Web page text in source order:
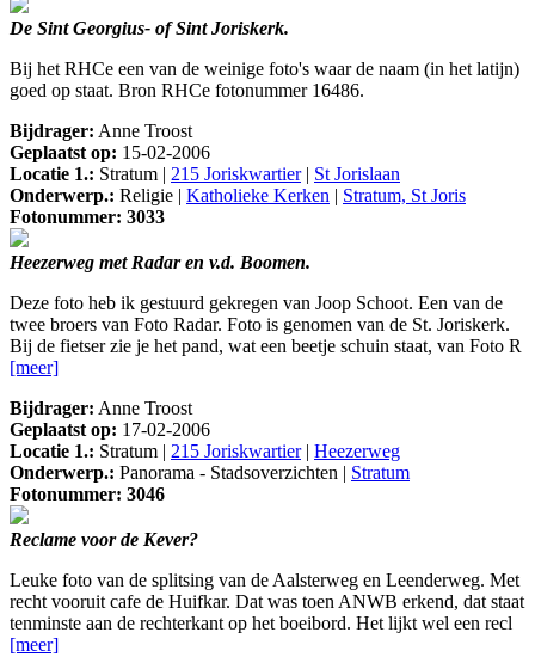
De Sint Georgius- of Sint Joriskerk.
Bij het RHCe een van de weinige foto's waar de naam (in het latijn)
goed op staat. Bron RHCe fotonummer 16486.
Bijdrager: Anne Troost
Geplaatst op: 15-02-2006
Locatie 1.: Stratum | 215 Joriskwartier| St Jorislaan
Onderwerp.: Religie | Katholieke Kerken | Stratum, St Joris
Fotonummer: 3033
Heezerweg met Radar en v.d. Boomen.
Deze foto heb ik gestuurd gekregen van Joop Schoot. Een van de
twee broers van Foto Radar. Foto is genomen van de St. Joriskerk.
Bij de fietser zie je het pand, wat een beetje schuin staat, van Foto R
[meer]
Bijdrager: Anne Troost
Geplaatst op: 17-02-2006
Locatie 1.: Stratum | 215 Joriskwartier| Heezerweg
Onderwerp.: Panorama - Stadsoverzichten | Stratum
Fotonummer: 3046
Reclame voor de Kever?
Leuke foto van de splitsing van de Aalsterweg en Leenderweg. Met
recht vooruit cafe de Huifkar. Dat was toen ANWB erkend, dat staat
tenminste aan de rechterkant op het boeibord. Het lijkt wel een recl
[meer]